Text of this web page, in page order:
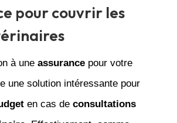
pour couvrir les
à une assurancepour votre
une solution intéressante pour
en cas de consultations